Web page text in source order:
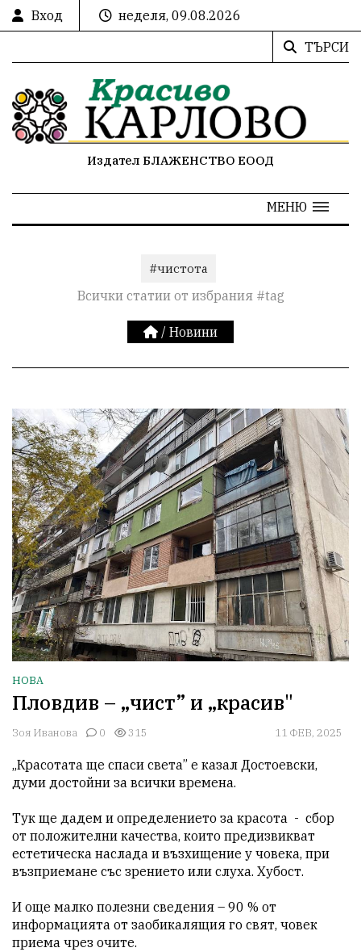
Вход
неделя, 09.08.2026
ТЪРСИ
Издател БЛАЖЕНСТВО ЕООД
МЕНЮ
#чистота
Всички статии от избрания #tag
/ Новини
НОВА
Пловдив – „чист” и „красив"
Зоя Иванова 0 315 11 ФЕВ, 2025
„Красотата ще спаси света” е казал Достоевски,
думи достойни за всички времена.
Тук ще дадем и определението за красота  -  сбор
от положителни качества, които предизвикват
естетическа наслада и възхищение у човека, при
възприемане със зрението или слуха. Хубост.
И още малко полезни сведения – 90 % от
информацията от заобикалящия го свят, човек
приема чрез очите.